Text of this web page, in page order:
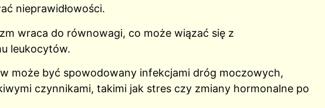
nieprawidłowości.
wraca do równowagi, co może wiązać się z
leukocytów.
może być spowodowany infekcjami dróg moczowych,
czynnikami, takimi jak stres czy zmiany hormonalne po